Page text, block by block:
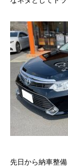
先日から納車整